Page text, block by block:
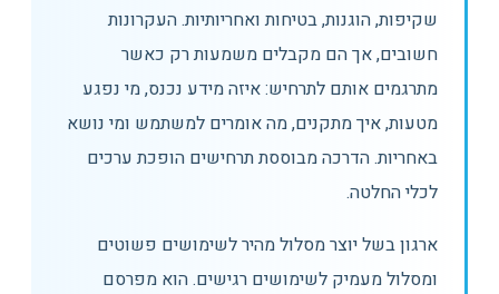
שקיפות, הוגנות, בטיחות ואחריותיות. העקרונות
חשובים, אך הם מקבלים משמעות רק כאשר
מתרגמים אותם לתרחיש: איזה מידע נכנס, מי נפגע
מטעות, איך מתקנים, מה אומרים למשתמש ומי נושא
באחריות. הדרכה מבוססת תרחישים הופכת ערכים
לכלי החלטה.
ארגון בשל יוצר מסלול מהיר לשימושים פשוטים
ומסלול מעמיק לשימושים רגישים. הוא מפרסם